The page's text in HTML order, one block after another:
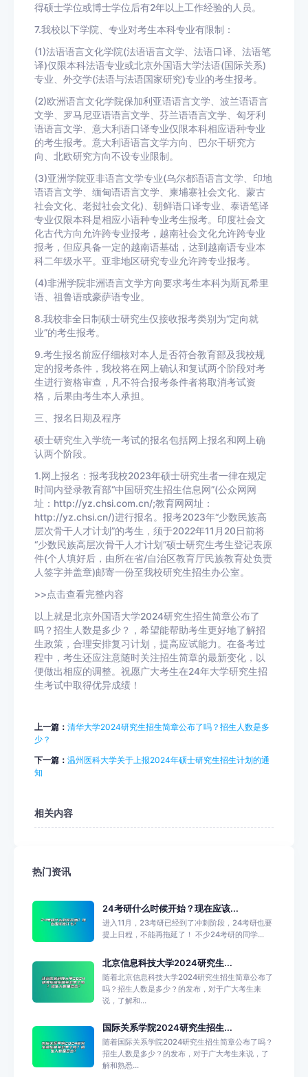
得硕士学位或博士学位后有2年以上工作经验的人员。
7.我校以下学院、专业对考生本科专业有限制：
(1)法语语言文化学院(法语语言文学、法语口译、法语笔
译)仅限本科法语专业或北京外国语大学法语(国际关系)
专业、外交学(法语与法语国家研究)专业的考生报考。
(2)欧洲语言文化学院保加利亚语语言文学、波兰语语言
文学、罗马尼亚语语言文学、芬兰语语言文学、匈牙利
语语言文学、意大利语口译专业仅限本科相应语种专业
的考生报考。意大利语语言文学方向、巴尔干研究方
向、北欧研究方向不设专业限制。
(3)亚洲学院亚非语言文学专业(乌尔都语语言文学、印地
语语言文学、缅甸语语言文学、柬埔寨社会文化、蒙古
社会文化、老挝社会文化)、朝鲜语口译专业、泰语笔译
专业仅限本科是相应小语种专业考生报考。印度社会文
化古代方向允许跨专业报考，越南社会文化允许跨专业
报考，但应具备一定的越南语基础，达到越南语专业本
科二年级水平。亚非地区研究专业允许跨专业报考。
(4)非洲学院非洲语言文学方向要求考生本科为斯瓦希里
语、祖鲁语或豪萨语专业。
8.我校非全日制硕士研究生仅接收报考类别为“定向就
业”的考生报考。
9.考生报名前应仔细核对本人是否符合教育部及我校规
定的报考条件，我校将在网上确认和复试两个阶段对考
生进行资格审查，凡不符合报考条件者将取消考试资
格，后果由考生本人承担。
三、报名日期及程序
硕士研究生入学统一考试的报名包括网上报名和网上确
认两个阶段。
1.网上报名：报考我校2023年硕士研究生者一律在规定
时间内登录教育部“中国研究生招生信息网”(公众网网
址：http://yz.chsi.com.cn/;教育网网址：
http://yz.chsi.cn/)进行报名。报考2023年“少数民族高
层次骨干人才计划”的考生，须于2022年11月20日前将
“少数民族高层次骨干人才计划”硕士研究生考生登记表原
件(个人填好后，由所在省/自治区教育厅民族教育处负责
人签字并盖章)邮寄一份至我校研究生招生办公室。
>>点击查看完整内容
以上就是北京外国语大学2024研究生招生简章公布了
吗？招生人数是多少？，希望能帮助考生更好地了解招
生政策，合理安排复习计划，提高应试能力。在备考过
程中，考生还应注意随时关注招生简章的最新变化，以
便做出相应的调整。祝愿广大考生在24年大学研究生招
生考试中取得优异成绩！
上一篇： 清华大学2024研究生招生简章公布了吗？招生人数是多
少？
下一篇： 温州医科大学关于上报2024年硕士研究生招生计划的通
知
相关内容
热门资讯
24考研什么时候开始？现在应该...
进入11月，23考研已经到了冲刺阶段，24考研也要
提上日程，不能再拖延了！ 不少24考研的同学...
北京信息科技大学2024研究生...
随着北京信息科技大学2024研究生招生简章公布了
吗？招生人数是多少？的发布，对于广大考生来
说，了解和...
国际关系学院2024研究生招生...
随着国际关系学院2024研究生招生简章公布了吗？
招生人数是多少？的发布，对于广大考生来说，了
解和熟悉...